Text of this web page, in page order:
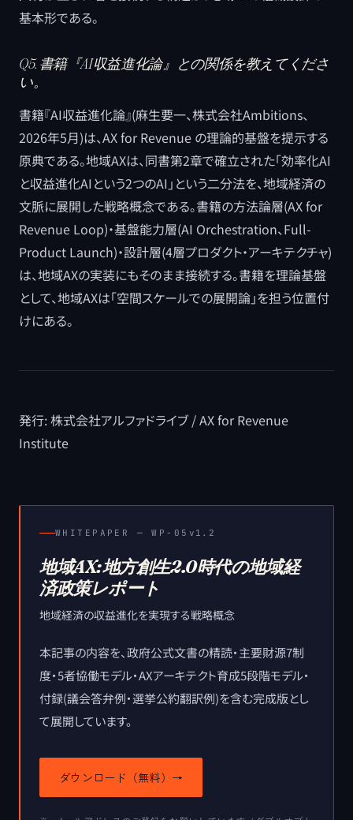
基本形である。
Q5. 書籍『AI収益進化論』との関係を教えてくださ
い。
書籍『AI収益進化論』(麻生要一、株式会社Ambitions、
2026年5月)は、AX for Revenue の理論的基盤を提示する
原典である。地域AXは、同書第2章で確立された「効率化AI
と収益進化AIという2つのAI」という二分法を、地域経済の
文脈に展開した戦略概念である。書籍の方法論層(AX for
Revenue Loop)・基盤能力層(AI Orchestration、Full-
Product Launch)・設計層(4層プロダクト・アーキテクチャ)
は、地域AXの実装にもそのまま接続する。書籍を理論基盤
として、地域AXは「空間スケールでの展開論」を担う位置付
けにある。
発行: 株式会社アルファドライブ / AX for Revenue
Institute
WHITEPAPER ─WP-05 v1.2
地域AX:地方創生2.0時代の地域経
済政策レポート
地域経済の収益進化を実現する戦略概念
本記事の内容を、政府公式文書の精読・主要財源7制
度・5者協働モデル・AXアーキテクト育成5段階モデル・
付録(議会答弁例・選挙公約翻訳例)を含む完成版とし
て展開しています。
ダウンロード（無料） →